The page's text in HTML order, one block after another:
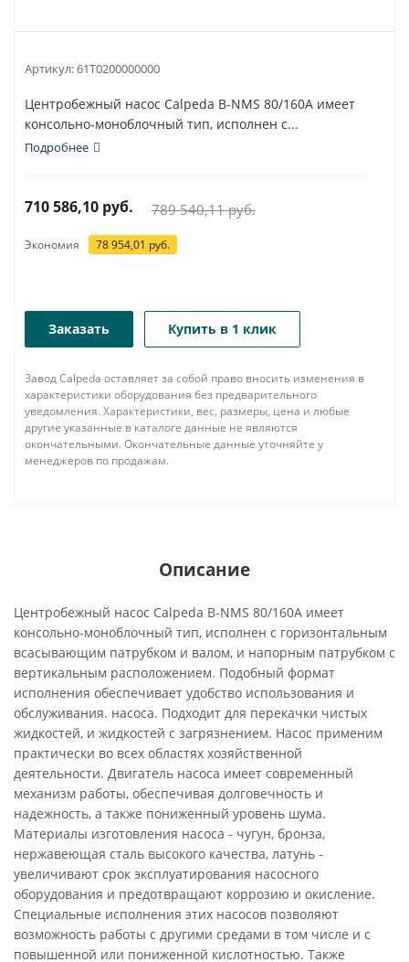
Артикул:61T0200000000
Центробежный насос Calpeda B-NMS 80/160A имеет
консольно-моноблочный тип, исполнен с...
Подробнее
710 586,10 руб. 789 540,11руб.
Экономия 78 954,01 руб.
Заказать Купить в 1 клик
Завод Calpeda оставляет за собой право вносить изменения в
характеристики оборудования без предварительного
уведомления. Характеристики, вес, размеры, цена и любые
другие указанные в каталоге данные не являются
окончательными. Окончательные данные уточняйте у
менеджеров по продажам.
Описание
Центробежный насос Calpeda B-NMS 80/160A имеет
консольно-моноблочный тип, исполнен с горизонтальным
всасывающим патрубком и валом, и напорным патрубком с
вертикальным расположением. Подобный формат
исполнения обеспечивает удобство использования и
обслуживания. насоса. Подходит для перекачки чистых
жидкостей, и жидкостей с загрязнением. Насос применим
практически во всех областях хозяйственной
деятельности. Двигатель насоса имеет современный
механизм работы, обеспечивая долговечность и
надежность, а также пониженный уровень шума.
Материалы изготовления насоса - чугун, бронза,
нержавеющая сталь высокого качества, латунь -
увеличивают срок эксплуатирования насосного
оборудования и предотвращают коррозию и окисление.
Специальные исполнения этих насосов позволяют
возможность работы с другими средами в том числе и с
повышенной или пониженной кислотностью. Также